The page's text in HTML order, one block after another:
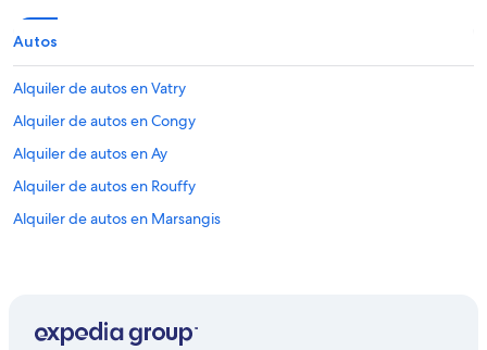
Autos
Alquiler de autos en Vatry
Alquiler de autos en Congy
Alquiler de autos en Ay
Alquiler de autos en Rouffy
Alquiler de autos en Marsangis